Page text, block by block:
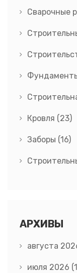
Сварочные
Кровля (23)
Заборы (16)
АРХИВЫ
августа
июля 2026